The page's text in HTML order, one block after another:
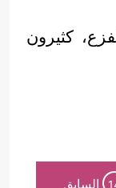
كثيرون
السابق